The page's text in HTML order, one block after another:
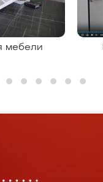
мебели